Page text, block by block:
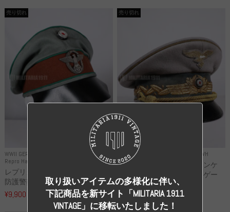
WWII GERMANY
Repro Hat and Cap Police and other
売り切れ
レプリカ ドイツ秩序警察 都市
防護警察 クラッシュキャップ...
¥9,900 （税込）
WWII GERMANY Repro Uniforms WH
売り切れ
レプリカ ミヒャエル・ヤンケ
製 国家元帥 ヘルマン・ゲー
リ...
¥55,000（税込）
取り扱いアイテムの多様化に伴い、
下記商品を新サイト「MILITARIA 1911
VINTAGE」に移転いたしました！